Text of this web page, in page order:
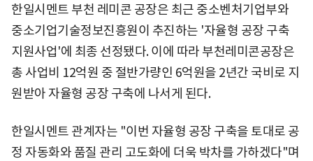
한일시멘트 부천 레미콘 공장은 최근 중소벤처기업부와
중소기업기술정보진흥원이 추진하는 '자율형 공장 구축
지원사업'에 최종 선정됐다. 이에 따라 부천레미콘공장은
총 사업비 12억원 중 절반가량인 6억원을 2년간 국비로 지
원받아 자율형 공장 구축에 나서게 된다.
한일시멘트 관계자는 "이번 자율형 공장 구축을 토대로 공
정 자동화와 품질 관리 고도화에 더욱 박차를 가하겠다"며